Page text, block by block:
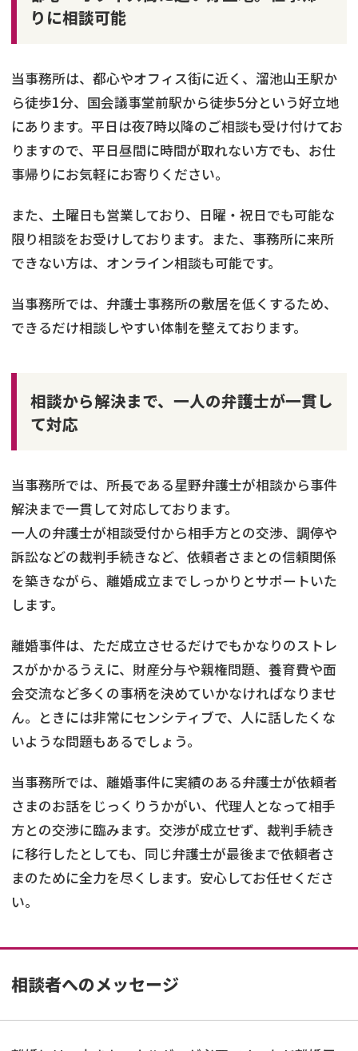
りに相談可能
当事務所は、都心やオフィス街に近く、溜池山王駅か
ら徒歩1分、国会議事堂前駅から徒歩5分という好立地
にあります。平日は夜7時以降のご相談も受け付けてお
りますので、平日昼間に時間が取れない方でも、お仕
事帰りにお気軽にお寄りください。
また、土曜日も営業しており、日曜・祝日でも可能な
限り相談をお受けしております。また、事務所に来所
できない方は、オンライン相談も可能です。
当事務所では、弁護士事務所の敷居を低くするため、
できるだけ相談しやすい体制を整えております。
相談から解決まで、一人の弁護士が一貫し
て対応
当事務所では、所長である星野弁護士が相談から事件
解決まで一貫して対応しております。
一人の弁護士が相談受付から相手方との交渉、調停や
訴訟などの裁判手続きなど、依頼者さまとの信頼関係
を築きながら、離婚成立までしっかりとサポートいた
します。
離婚事件は、ただ成立させるだけでもかなりのストレ
スがかかるうえに、財産分与や親権問題、養育費や面
会交流など多くの事柄を決めていかなければなりませ
ん。ときには非常にセンシティブで、人に話したくな
いような問題もあるでしょう。
当事務所では、離婚事件に実績のある弁護士が依頼者
さまのお話をじっくりうかがい、代理人となって相手
方との交渉に臨みます。交渉が成立せず、裁判手続き
に移行したとしても、同じ弁護士が最後まで依頼者さ
まのために全力を尽くします。安心してお任せくださ
い。
相談者へのメッセージ